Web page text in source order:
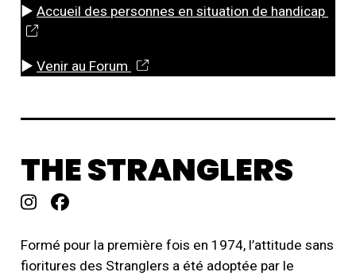
►Accueil des personnes en situation de handicap
►Venir au Forum
THE STRANGLERS
Formé pour la première fois en 1974, l’attitude sans
fioritures des Stranglers a été adoptée par le